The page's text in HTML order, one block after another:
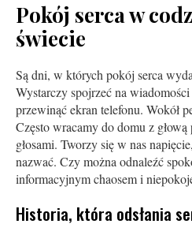
Pokój serca w
świecie
Są dni, w których pokój serca
Wystarczy spojrzeć na
przewinąć ekran telefonu. Wokół
Często wracamy do domu z głową
głosami. Tworzy się w nas
nazwać. Czy można odnaleźć
informacyjnym chaosem i
Historia, która odsłania